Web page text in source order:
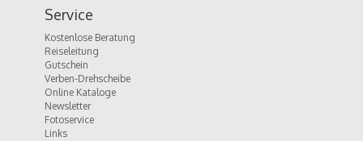
Service
Kostenlose Beratung
Reiseleitung
Gutschein
Verben-Drehscheibe
Online Kataloge
Newsletter
Fotoservice
Links